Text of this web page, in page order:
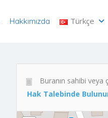
Hakkımızda Türkçe
Buranın sahibi veya
Hak Talebinde